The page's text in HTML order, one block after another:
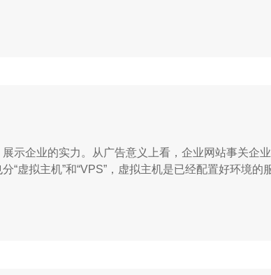
示企业的实力。从广告意义上看，企业网站事关企
“虚拟主机”和“VPS”，虚拟主机是已经配置好环境的